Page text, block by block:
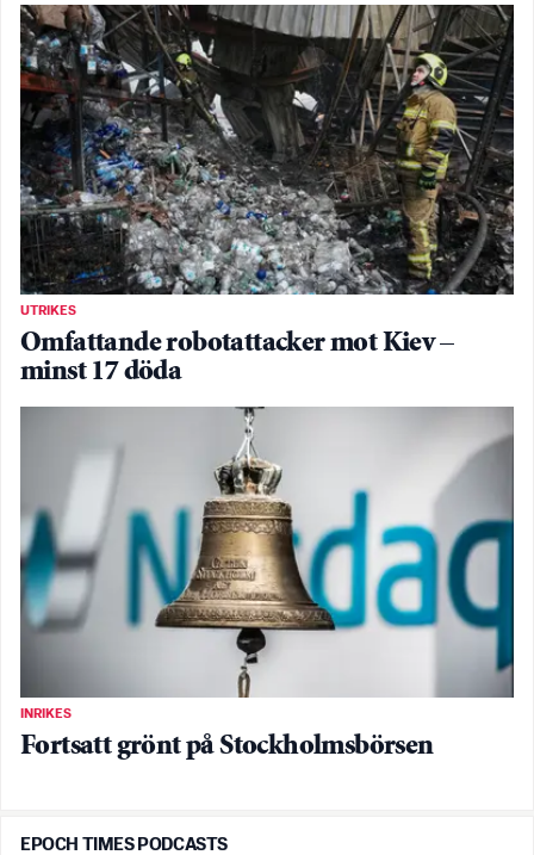
UTRIKES
Omfattande robotattacker mot Kiev –
minst 17 döda
INRIKES
Fortsatt grönt på Stockholmsbörsen
EPOCH TIMES PODCASTS